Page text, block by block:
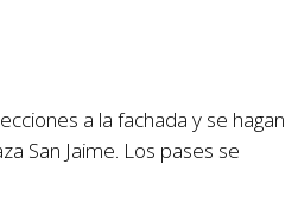
a la fachada y se hagan
San Jaime. Los pases se